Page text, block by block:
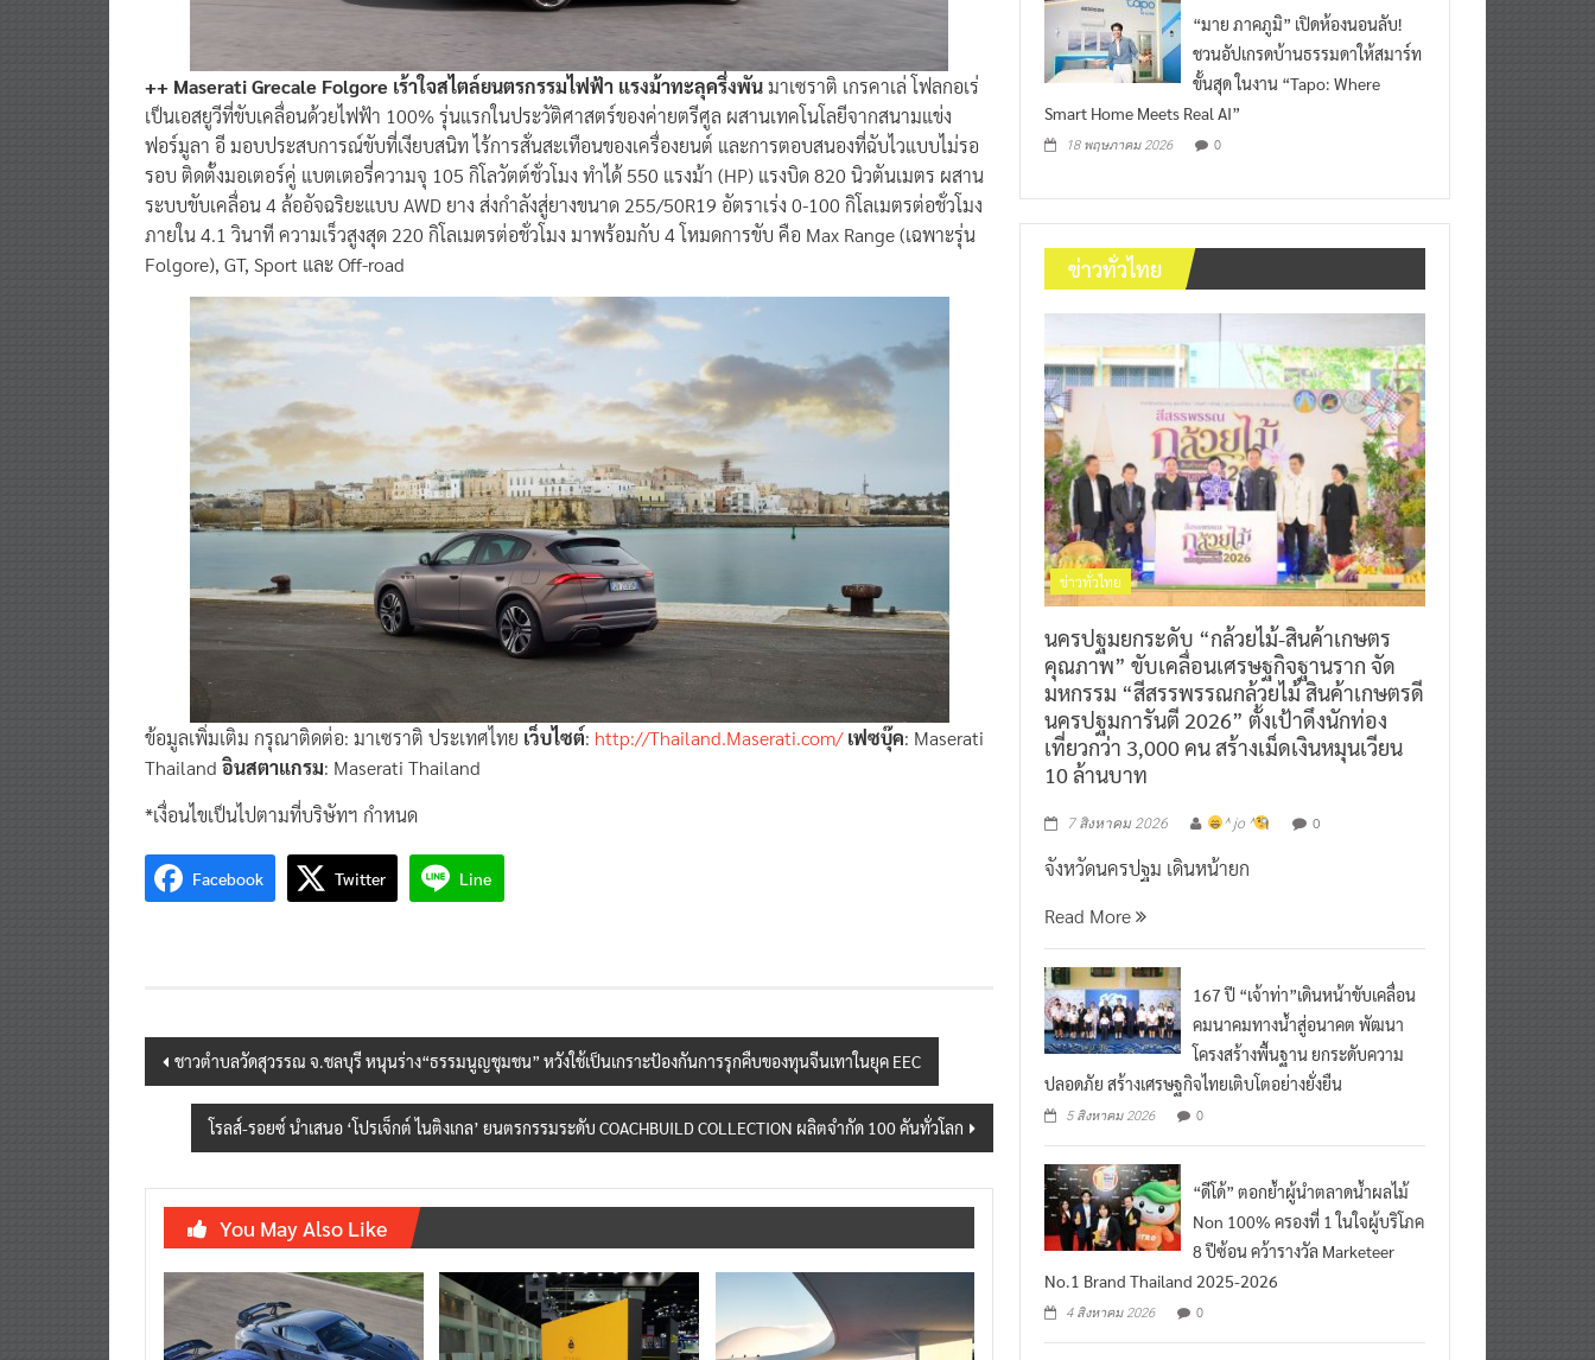
++ Maserati Grecale Folgore เร้าใจสไตล์ยนตรกรรมไฟฟ้า แรงม้าทะลุครึ่งพันมาเซราติ เกรคาเล่ โฟลกอเร่
เป็นเอสยูวีที่ขับเคลื่อนด้วยไฟฟ้า 100% รุ่นแรกในประวัติศาสตร์ของค่ายตรีศูล ผสานเทคโนโลยีจากสนามแข่ง
ฟอร์มูลา อี มอบประสบการณ์ขับที่เงียบสนิท ไร้การสั่นสะเทือนของเครื่องยนต์ และการตอบสนองที่ฉับไวแบบไม่รอ
รอบ ติดตั้งมอเตอร์คู่ แบตเตอรี่ความจุ 105 กิโลวัตต์ชั่วโมง ทำได้ 550 แรงม้า (HP) แรงบิด 820 นิวตันเมตร ผสาน
ระบบขับเคลื่อน 4 ล้ออัจฉริยะแบบ AWD ยาง ส่งกำลังสู่ยางขนาด 255/50R19 อัตราเร่ง 0-100 กิโลเมตรต่อชั่วโมง
ภายใน 4.1 วินาที ความเร็วสูงสุด 220 กิโลเมตรต่อชั่วโมง มาพร้อมกับ 4 โหมดการขับ คือ Max Range (เฉพาะรุ่น
Folgore), GT, Sport และ Off-road
ข้อมูลเพิ่มเติม กรุณาติดต่อ: มาเซราติ ประเทศไทย เว็บไซต์: http://Thailand.Maserati.com/ เฟซบุ๊ค: Maserati
Thailand อินสตาแกรม: Maserati Thailand
*เงื่อนไขเป็นไปตามที่บริษัทฯ กำหนด
Facebook Twitter Line
Post
navigation
ชาวตำบลวัดสุวรรณ จ.ชลบุรี หนุนร่าง“ธรรมนูญชุมชน” หวังใช้เป็นเกราะป้องกันการรุกคืบของทุนจีนเทาในยุค EEC
โรลส์-รอยซ์ นำเสนอ ‘โปรเจ็กต์ ไนติงเกล’ ยนตรกรรมระดับ COACHBUILD COLLECTION ผลิตจำกัด 100 คันทั่วโลก
You May Also Like
“มาย ภาคภูมิ” เปิดห้องนอนลับ!
ชวนอัปเกรดบ้านธรรมดาให้สมาร์ท
ขั้นสุด ในงาน “Tapo: Where
Smart Home Meets Real AI”
18 พฤษภาคม 2026 0
ข่าวทั่วไทย
ข่าวทั่วไทย
นครปฐมยกระดับ “กล้วยไม้-สินค้าเกษตร
คุณภาพ” ขับเคลื่อนเศรษฐกิจฐานราก จัด
มหกรรม “สีสรรพรรณกล้วยไม้ สินค้าเกษตรดี
นครปฐมการันตี 2026” ตั้งเป้าดึงนักท่อง
เที่ยวกว่า 3,000 คน สร้างเม็ดเงินหมุนเวียน
10 ล้านบาท
7 สิงหาคม 2026 ^ jo ^ 0
จังหวัดนครปฐม เดินหน้ายก
Read More
167 ปี “เจ้าท่า”เดินหน้าขับเคลื่อน
คมนาคมทางน้ำสู่อนาคต พัฒนา
โครงสร้างพื้นฐาน ยกระดับความ
ปลอดภัย สร้างเศรษฐกิจไทยเติบโตอย่างยั่งยืน
5 สิงหาคม 2026 0
“ดีโด้” ตอกย้ำผู้นำตลาดน้ำผลไม้
Non 100% ครองที่ 1 ในใจผู้บริโภค
8 ปีซ้อน คว้ารางวัล Marketeer
No.1 Brand Thailand 2025-2026
4 สิงหาคม 2026 0